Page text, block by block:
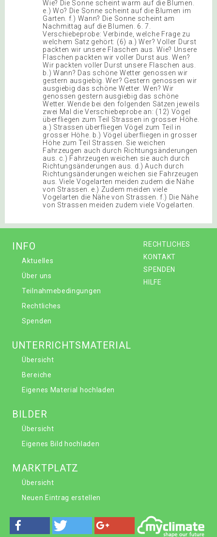
Wie? Die Sonne scheint warm auf die Blumen.
e.) Wo? Die Sonne scheint auf die Blumen im
Garten. f.) Wann? Die Sonne scheint am
Nachmittag auf die Blumen. 6. 7.
Verschiebeprobe: Verbinde, welche Frage zu
welchem Satz gehört: (6) a.) Wer? Voller Durst
packten wir unsere Flaschen aus. Wie? Unsere
Flaschen packten wir voller Durst aus. Wen?
Wir packten voller Durst unsere Flaschen aus.
b.) Wann? Das schöne Wetter genossen wir
gestern ausgiebig. Wer? Gestern genossen wir
ausgiebig das schöne Wetter. Wen? Wir
genossen gestern ausgiebig das schöne
Wetter. Wende bei den folgenden Sätzen jeweils
zwei Mal die Verschiebeprobe an: (12) Vögel
überfliegen zum Teil Strassen in grosser Höhe.
a.) Strassen überfliegen Vögel zum Teil in
grosser Höhe. b.) Vögel überfliegen in grosser
Höhe zum Teil Strassen. Sie weichen
Fahrzeugen auch durch Richtungsänderungen
aus. c.) Fahrzeugen weichen sie auch durch
Richtungsänderungen aus. d.) Auch durch
Richtungsänderungen weichen sie Fahrzeugen
aus. Viele Vogelarten meiden zudem die Nähe
von Strassen. e.) Zudem meiden viele
Vogelarten die Nähe von Strassen. f.) Die Nähe
von Strassen meiden zudem viele Vogelarten.
RECHTLICHES
KONTAKT
SPENDEN
HILFE
INFO
Aktuelles
Über uns
Teilnahmebedingungen
Rechtliches
Spenden
UNTERRICHTSMATERIAL
Übersicht
Bereiche
Eigenes Material hochladen
BILDER
Übersicht
Eigenes Bild hochladen
MARKTPLATZ
Übersicht
Neuen Eintrag erstellen